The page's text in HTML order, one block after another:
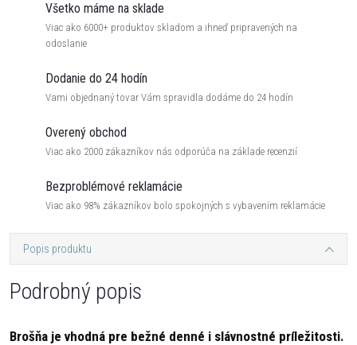
Všetko máme na sklade
Viac ako 6000+ produktov skladom a ihneď pripravených na
odoslanie
Dodanie do 24 hodín
Vami objednaný tovar Vám spravidla dodáme do 24 hodín
Overený obchod
Viac ako 2000 zákazníkov nás odporúča na základe recenzií
Bezproblémové reklamácie
Viac ako 98% zákazníkov bolo spokojných s vybavením reklamácie
Popis produktu
Podrobný popis
Brošňa je vhodná pre bežné denné i slávnostné príležitosti.